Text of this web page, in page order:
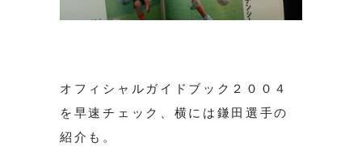
オフィシャルガイドブック２００４
を早速チェック、横には鎌田選手の
紹介も。